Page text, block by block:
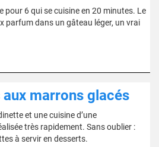
pour 6 qui se cuisine en 20 minutes. Le
parfum dans un gâteau léger, un vrai
marrons glacés
et une cuisine d’une
très rapidement. Sans oublier :
à servir en desserts.